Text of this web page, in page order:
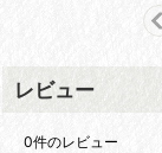
レビュー
0件のレビュー